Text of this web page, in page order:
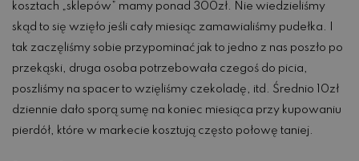
kosztach „sklepów” mamy ponad 300zł. Nie wiedzieliśmy
skąd to się wzięło jeśli cały miesiąc zamawialiśmy pudełka. I
tak zaczęliśmy sobie przypominać jak to jedno z nas poszło po
przekąski, druga osoba potrzebowała czegoś do picia,
poszliśmy na spacer to wzięliśmy czekoladę, itd. Średnio 10zł
dziennie dało sporą sumę na koniec miesiąca przy kupowaniu
pierdół, które w markecie kosztują często połowę taniej.